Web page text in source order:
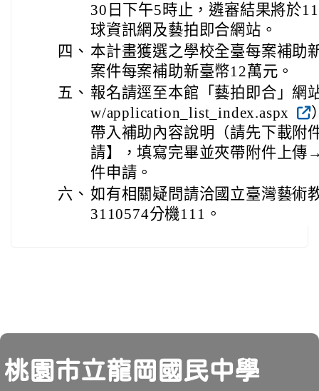
30日下午5時止，遴審結果將於
球資訊網及藝拍即合網站。
四、 本計畫獲選之學校全臺每案補助
案件每案補助新臺幣12萬元。
五、 報名請逕至本館「藝拍即合」網
w/application_list_index.aspx
帶入補助內容說明（請先下載附
請】，填寫完畢並夾帶附件上
件申請。
六、 如有相關疑問請洽國立臺灣藝術
3110574分機111。
頁尾
桃園市立龍岡國民中學